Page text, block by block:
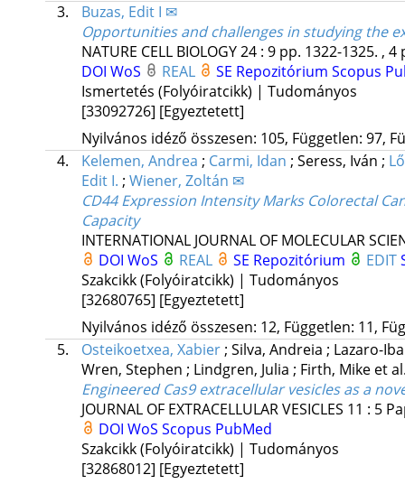
3.
Buzas, Edit I ✉
Opportunities and challenges in studying the
NATURE CELL BIOLOGY24: 9 pp. 1322-1325. , 4
DOI WoS REAL SE Repozitórium Scopus
Ismertetés (Folyóiratcikk) | Tudományos
[33092726] [Egyeztetett]
Nyilvános idéző összesen: 105, Független: 97,
4.
Kelemen, Andrea ; Carmi, Idan ; Seress, Iván ;
Edit I. ; Wiener, Zoltán ✉
CD44 Expression Intensity Marks Colorectal
Capacity
INTERNATIONAL JOURNAL OF MOLECULAR
DOI WoS REAL SE Repozitórium EDIT
Szakcikk (Folyóiratcikk) | Tudományos
[32680765] [Egyeztetett]
Nyilvános idéző összesen: 12, Független: 11,
5.
Osteikoetxea, Xabier ; Silva, Andreia ; Lazaro-
Wren, Stephen ; Lindgren, Julia ; Firth, Mike et
Engineered Cas9 extracellular vesicles as a
JOURNAL OF EXTRACELLULAR VESICLES 11 : 5
DOI WoS Scopus PubMed
Szakcikk (Folyóiratcikk) | Tudományos
[32868012] [Egyeztetett]